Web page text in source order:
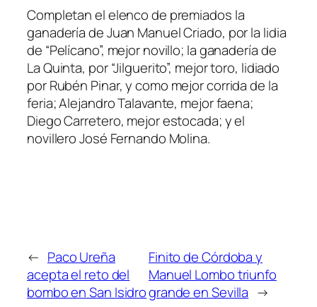
Completan el elenco de premiados la
ganadería de Juan Manuel Criado, por la lidia
de “Pelícano”, mejor novillo; la ganadería de
La Quinta, por “Jilguerito”, mejor toro, lidiado
por Rubén Pinar, y como mejor corrida de la
feria; Alejandro Talavante, mejor faena;
Diego Carretero, mejor estocada; y el
novillero José Fernando Molina.
← Paco Ureña
acepta el reto del
bombo en San Isidro
Finito de Córdoba y
Manuel Lombo triunfo
grande en Sevilla →